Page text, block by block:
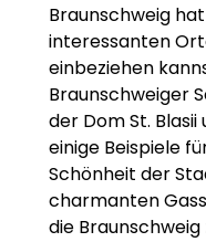
Braunschweig
interessanten
einbeziehen
Braunschweiger
der Dom St.
einige Beispiele
Schönheit der
charmanten
die